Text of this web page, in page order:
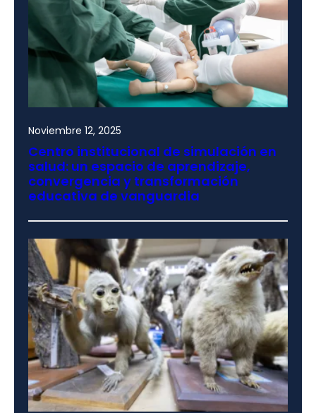
Noviembre 12, 2025
Centro institucional de simulación en
salud: un espacio de aprendizaje,
convergencia y transformación
educativa de vanguardia